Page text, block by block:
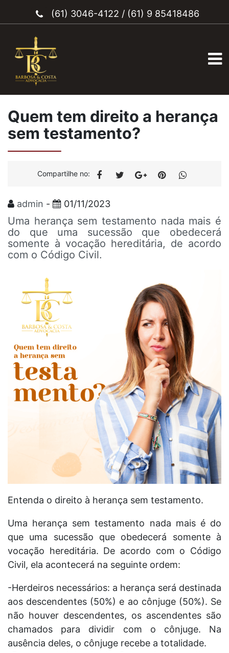
(61) 3046-4122 / (61) 9 85418486
Quem tem direito a herança
sem testamento?
Compartilhe no:
admin - 01/11/2023
Uma herança sem testamento nada mais é
do que uma sucessão que obedecerá
somente à vocação hereditária, de acordo
com o Código Civil.
Entenda o direito à herança sem testamento.
Uma herança sem testamento nada mais é do
que uma sucessão que obedecerá somente à
vocação hereditária. De acordo com o Código
Civil, ela acontecerá na seguinte ordem:
-Herdeiros necessários: a herança será destinada
aos descendentes (50%) e ao cônjuge (50%). Se
não houver descendentes, os ascendentes são
chamados para dividir com o cônjuge. Na
ausência deles, o cônjuge recebe a totalidade.